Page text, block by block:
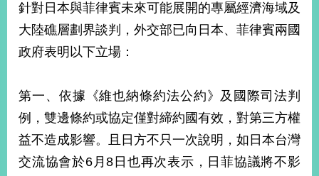
針對日本與菲律賓未來可能展開的專屬經濟海域及
大陸礁層劃界談判，外交部已向日本、菲律賓兩國
政府表明以下立場：
第一、依據《維也納條約法公約》及國際司法判
例，雙邊條約或協定僅對締約國有效，對第三方權
益不造成影響。且日方不只一次說明，如日本台灣
交流協會於6月8日也再次表示，日菲協議將不影